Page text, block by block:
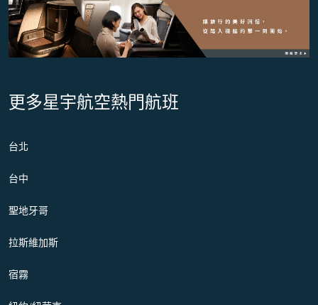
更多星宇航空熱門航班
台北
台中
聖地牙哥
拉斯維加斯
宿霧